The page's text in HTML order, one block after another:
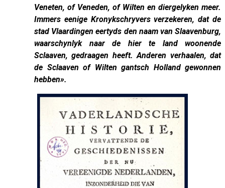
Veneten, of Veneden, of Wilten en diergelyken meer.
Immers eenige Kronykschryvers verzekeren, dat de
stad Vlaardingen eertyds den naam van Slaavenburg,
waarschynlyk naar de hier te land woonende
Sclaaven, gedraagen heeft. Anderen verhaalen, dat
de Sclaaven of Wilten gantsch Holland gewonnen
hebben».